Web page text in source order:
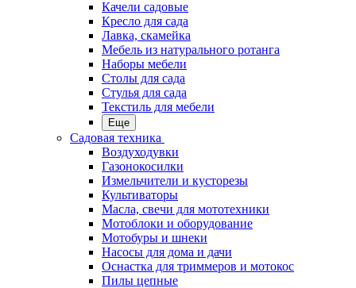
Качели садовые
Кресло для сада
Лавка, скамейка
Мебель из натурального ротанга
Наборы мебели
Столы для сада
Стулья для сада
Текстиль для мебели
Еще
Садовая техника
Воздуходувки
Газонокосилки
Измельчители и кусторезы
Культиваторы
Масла, свечи для мототехники
Мотоблоки и оборудование
Мотобуры и шнеки
Насосы для дома и дачи
Оснастка для триммеров и мотокос
Пилы цепные